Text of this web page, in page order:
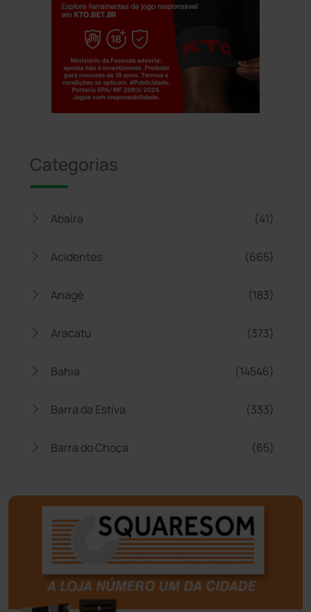
Categorias
Abaíra (41)
Acidentes (665)
Anagé (183)
Aracatu (373)
Bahia (14546)
Barra da Estiva (333)
Barra do Choça (65)
Bom Jesus da Lapa (509)
Boquira (152)
Botuporã